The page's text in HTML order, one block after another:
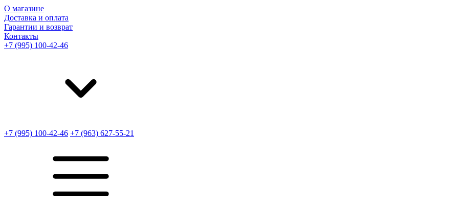
О магазине
Доставка и оплата
Гарантии и возврат
Контакты
+7 (995) 100-42-46
+7 (995) 100-42-46 +7 (963) 627-55-21